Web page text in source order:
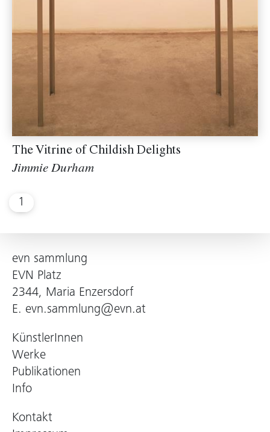
The Vitrine of Childish Delights
Jimmie Durham
1
evn sammlung
EVN Platz
2344, Maria Enzersdorf
E. evn.sammlung@evn.at
KünstlerInnen
Werke
Publikationen
Info
Kontakt